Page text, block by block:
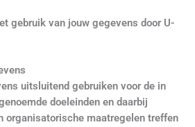
gebruik van jouw gegevens door U-
uitsluitend gebruiken voor de in
doeleinden en daarbij
organisatorische maatregelen treffen